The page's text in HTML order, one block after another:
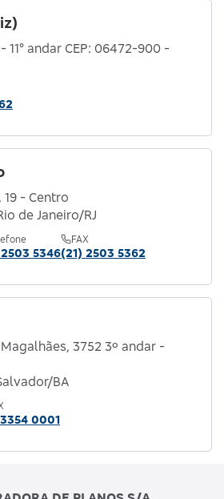
11° andar CEP: 06472-900 -
19 - Centro
de Janeiro/RJ
5346
FAX
(21) 2503 5362
3752 3º andar -
BA
0001